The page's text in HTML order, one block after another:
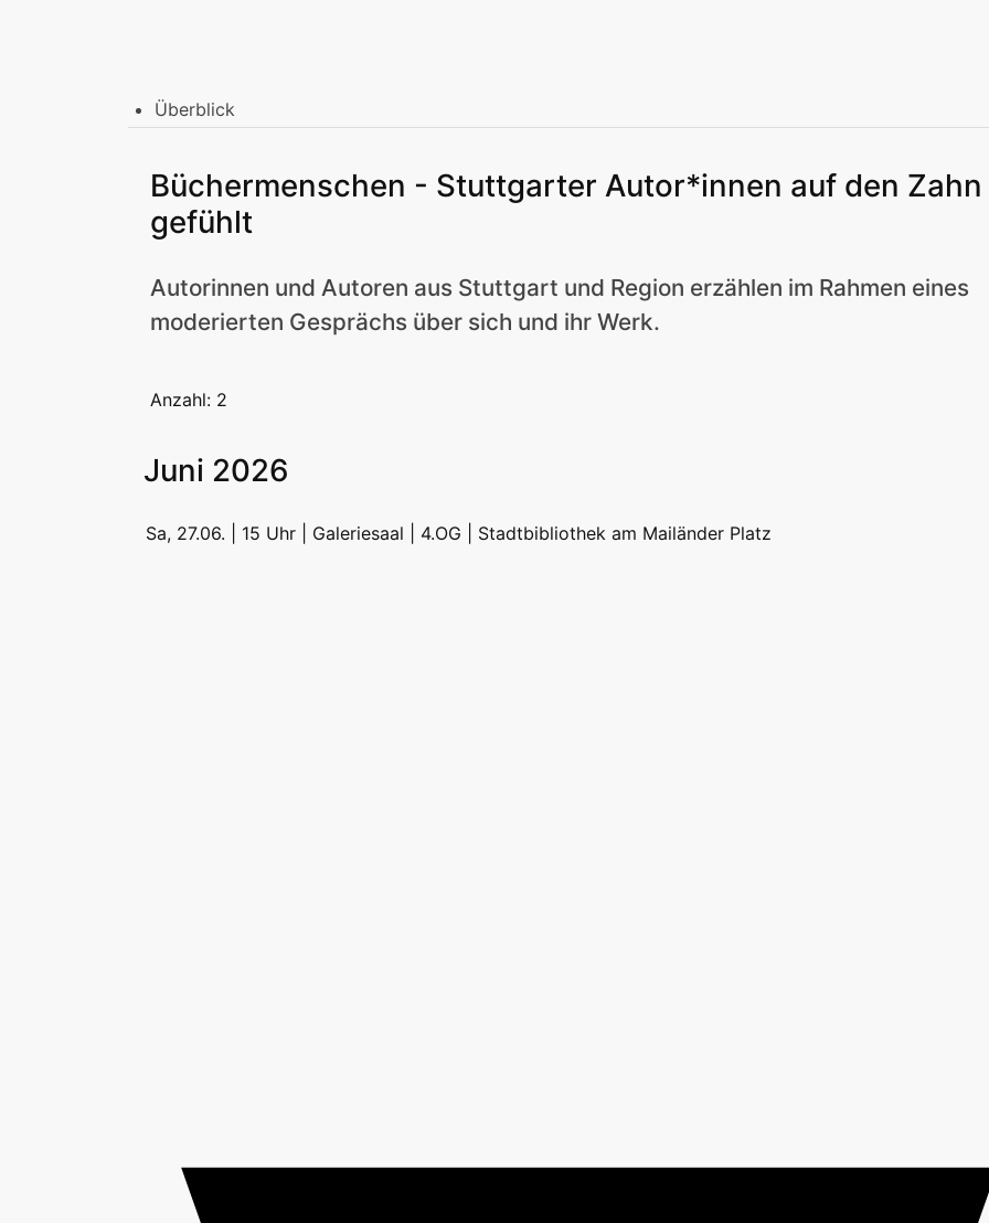
Überblick
Stadtteilbibliotheken
Erwachsene
Podcast
Büchermenschen - Stuttgarter Autor*innen auf den Zahn
gefühlt
Autorinnen und Autoren aus Stuttgart und Region erzählen im Rahmen eines
moderierten Gesprächs über sich und ihr Werk.
Anzahl: 2
Juni 2026
Sa, 27.06. | 15 Uhr | Galeriesaal | 4.OG | Stadtbibliothek am Mailänder Platz